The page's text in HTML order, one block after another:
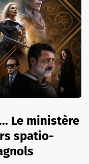
Le ministère
spatio-